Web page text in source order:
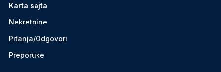
Karta sajta
Nekretnine
Pitanja/Odgovori
Preporuke